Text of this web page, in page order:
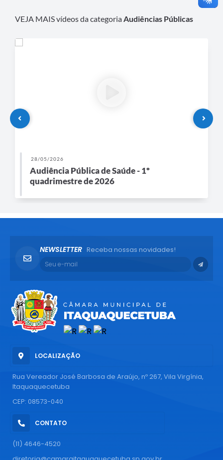
VEJA MAIS vídeos da categoriaAudiências Públicas
28/05/2026
Audiência Pública de Saúde - 1º
quadrimestre de 2026
LOCALIZAÇÃO
Rua Vereador José Barbosa de Araújo, nº 267, Vila Virgínia,
Itaquaquecetuba
CEP: 08573-040
CONTATO
(11) 4646-4520
NEWSLETTER Receba nossas novidades!